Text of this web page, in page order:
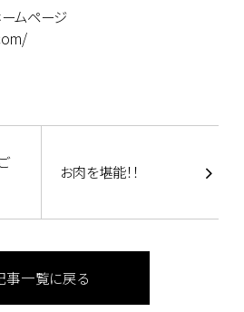
ームページ
お肉を堪能！！
事一覧に戻る